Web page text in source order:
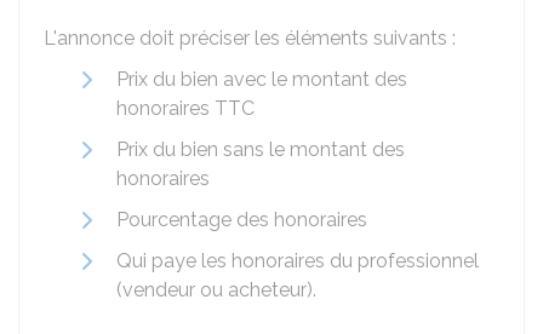
L'annonce doit préciser les éléments suivants :
Prix du bien avec le montant des
honoraires TTC
Prix du bien sans le montant des
honoraires
Pourcentage des honoraires
Qui paye les honoraires du professionnel
(vendeur ou acheteur).